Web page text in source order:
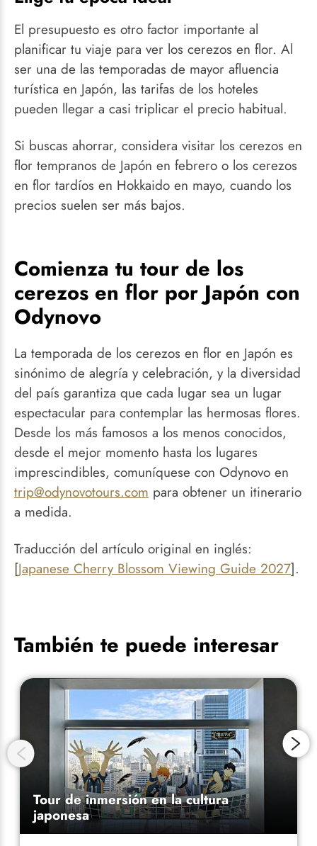
El presupuesto es otro factor importante al
planificar tu viaje para ver los cerezos en flor. Al
ser una de las temporadas de mayor afluencia
turística en Japón, las tarifas de los hoteles
pueden llegar a casi triplicar el precio habitual.
Si buscas ahorrar, considera visitar los cerezos en
flor tempranos de Japón en febrero o los cerezos
en flor tardíos en Hokkaido en mayo, cuando los
precios suelen ser más bajos.
Comienza tu tour de los
cerezos en flor por Japón con
Odynovo
La temporada de los cerezos en flor en Japón es
sinónimo de alegría y celebración, y la diversidad
del país garantiza que cada lugar sea un lugar
espectacular para contemplar las hermosas flores.
Desde los más famosos a los menos conocidos,
desde el mejor momento hasta los lugares
imprescindibles, comuníquese con Odynovo en
trip@odynovotours.com para obtener un itinerario
a medida.
Traducción del artículo original en inglés:
[Japanese Cherry Blossom Viewing Guide 2027].
También te puede interesar
Tour de inmersión en la cultura
japonesa